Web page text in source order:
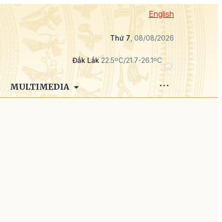
English
Thứ 7, 08/08/2026
Đắk Lắk22.5ºC/21.7-26.1ºC
MULTIMEDIA